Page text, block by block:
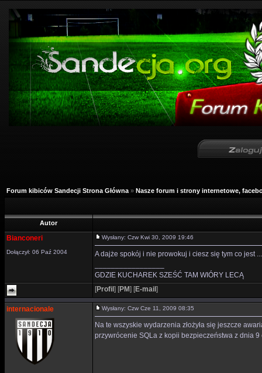
Forum kibiców Sandecji Strona Główna » Nasze forum i strony internetowe,
Autor
Bianconeri
Dołączył: 06 Paź 2004
Wysłany: Czw Kwi 30, 2009 19:46
A dajże spokój i nie prowokuj i ciesz się tym co jest ...
GDZIE KUCHAREK SZEŚĆ TAM WIÓRY LECĄ
[Profil ] [PM] [E-mail ]
internacionale Wysłany: Czw Cze 11, 2009 08:35
Na te wszyskie wydarzenia złożyła się jeszcze
przywrócenie SQLa z kopii bezpieczeństwa z dnia 9